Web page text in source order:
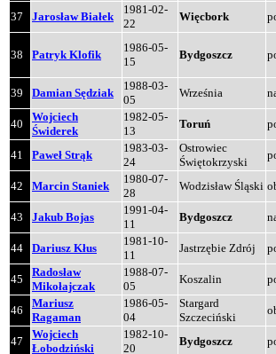
37
Jarosław Białek
1981-02-
22
Więcbork
38 Patryk Klofik
1986-05-
15
Bydgoszcz
39
Damian Sędziak
1988-03-
05
Września
40
Wojciech
Świderek
1982-05-
13
Toruń
41 Paweł Strąk
1983-03-
24
Ostrowiec
Świętokrzyski
42
Marcin Staniek
1980-07-
28
Wodzisław Śląski
43
Jakub Bojas
1991-04-
11
Bydgoszcz
44 Dariusz Kłus
1981-10-
11
Jastrzębie Zdrój
45
Radosław
Mikołajczak
1988-07-
05
Koszalin
46
Mariusz
Ragaman
1986-05-
04
Stargard
Szczeciński
47
Wojciech
Łobodziński
1982-10-
20
Bydgoszcz